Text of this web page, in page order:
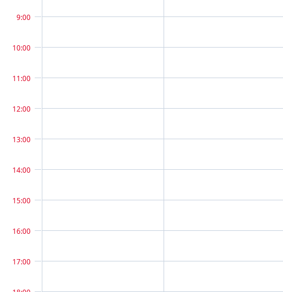
9:00
10:00
11:00
12:00
13:00
14:00
15:00
16:00
17:00